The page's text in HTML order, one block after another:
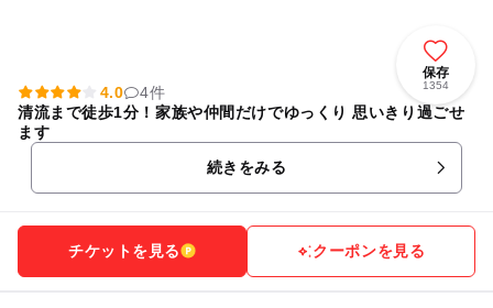
保存
1354
4.0
4件
清流まで徒歩1分！家族や仲間だけでゆっくり 思いきり過ごせ
ます
続きをみる
チケットを見る クーポンを見る